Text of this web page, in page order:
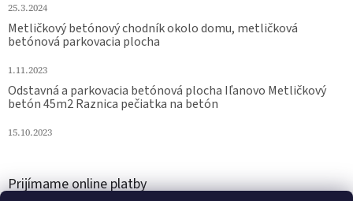
25.3.2024
Metličkový betónový chodník okolo domu, metličková
betónová parkovacia plocha
1.11.2023
Odstavná a parkovacia betónová plocha Iľanovo Metličkový
betón 45m2 Raznica pečiatka na betón
15.10.2023
Prijímame online platby